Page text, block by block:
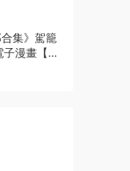
結】Kindle
品
合集》駕籠
漫畫【全